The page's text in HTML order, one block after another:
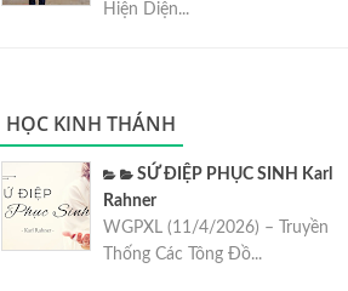
Hiện Diện...
HỌC KINH THÁNH
SỨ ĐIỆP PHỤC SINH Karl
Rahner
WGPXL (11/4/2026) – Truyền
Thống Các Tông Đồ...